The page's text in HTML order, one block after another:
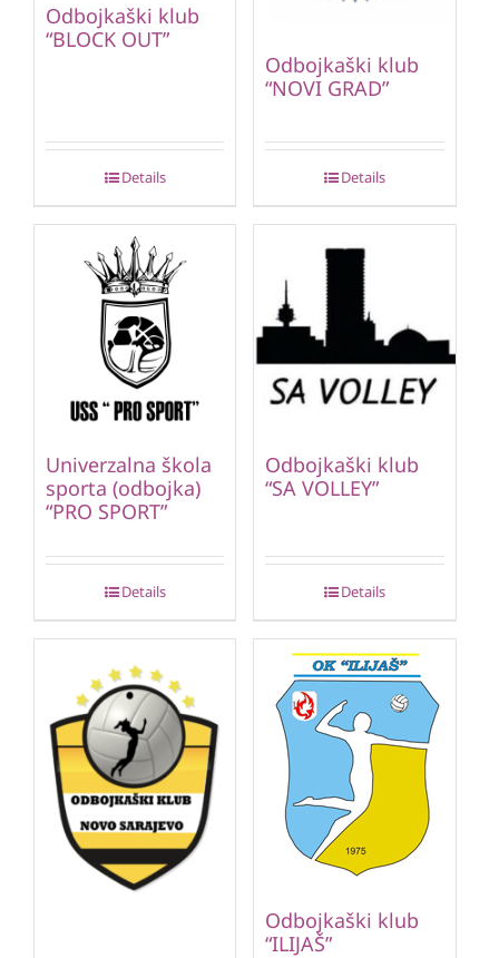
Odbojkaški klub
“BLOCK OUT”
Details
Odbojkaški klub
“NOVI GRAD”
Details
Univerzalna škola
sporta (odbojka)
“PRO SPORT”
Details
Odbojkaški klub
“SA VOLLEY”
Details
Odbojkaški klub
“ILIJAŠ”